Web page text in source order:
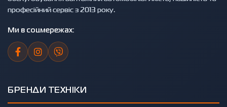
професійний сервіс з 2013 року.
Ми в соцмережах:
БРЕНДИ ТЕХНІКИ